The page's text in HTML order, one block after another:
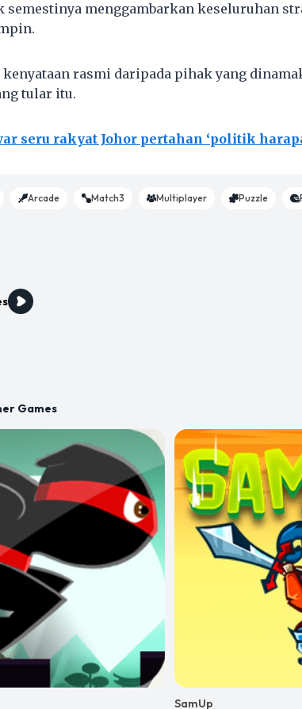
semestinya menggambarkan keseluruhan
kenyataan rasmi daripada pihak yang
tular itu.
seru rakyat Johor pertahan ‘politik